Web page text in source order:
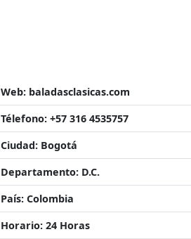
Web: baladasclasicas.com
Télefono: +57 316 4535757
Ciudad: Bogotá
Departamento: D.C.
País: Colombia
Horario: 24 Horas